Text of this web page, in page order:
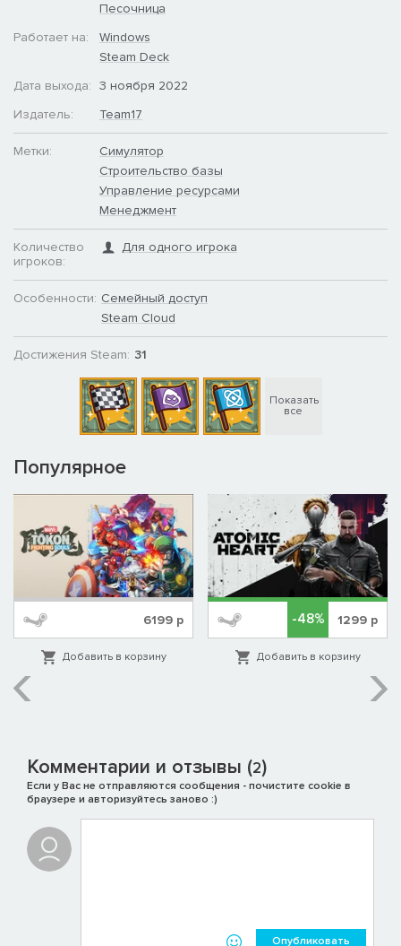
найди нужных последователей, то построй такую-то комнату...
тогда будет читать на собраниях проповеди?
Сторонников можно отправить в ближайший городок с
каким-нибудь поручением, будь то сбор ресурсов, открытие
новых технологий или просто очередное требование главы.
Комната для спецопераций идеально подходит для
планирования таких вылазок!
Песочница
Работает на:
Windows
Steam Deck
Дата выхода: 3 ноября 2022
Издатель:
Team17
Метки:
Симулятор
Строительство базы
Управление ресурсами
Менеджмент
Количество
игроков:
Для одного игрока
Особенности: Семейный доступ
Steam Cloud
Достижения Steam: 31
Показать
все
Популярное
6199 р
Добавить в корзину
-48% 1299 р
Добавить в корзину
Комментарии и отзывы (2)
Если у Вас не отправляются сообщения - почистите cookie в
браузере и авторизуйтесь заново :)
Опубликовать